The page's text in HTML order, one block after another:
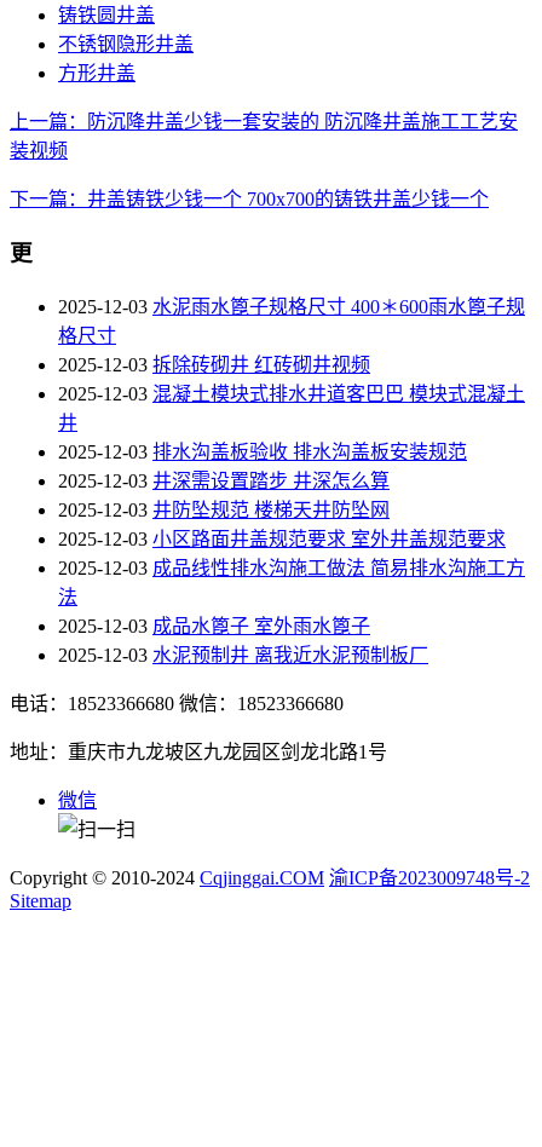
铸铁圆井盖
不锈钢隐形井盖
方形井盖
上一篇：防沉降井盖少钱一套安装的 防沉降井盖施工工艺安
装视频
下一篇：井盖铸铁少钱一个 700x700的铸铁井盖少钱一个
更
2025-12-03 水泥雨水篦子规格尺寸 400＊600雨水篦子规
格尺寸
2025-12-03 拆除砖砌井 红砖砌井视频
2025-12-03 混凝土模块式排水井道客巴巴 模块式混凝土
井
2025-12-03 排水沟盖板验收 排水沟盖板安装规范
2025-12-03 井深需设置踏步 井深怎么算
2025-12-03 井防坠规范 楼梯天井防坠网
2025-12-03 小区路面井盖规范要求 室外井盖规范要求
2025-12-03 成品线性排水沟施工做法 简易排水沟施工方
法
2025-12-03 成品水篦子 室外雨水篦子
2025-12-03 水泥预制井 离我近水泥预制板厂
电话：18523366680 微信：18523366680
地址：重庆市九龙坡区九龙园区剑龙北路1号
微信
Copyright © 2010-2024 Cqjinggai.COM 渝ICP备2023009748号-2
Sitemap